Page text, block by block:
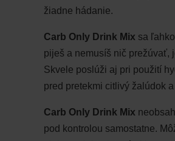
žiadne hádanie.
Carb Only Drink Mix sa
piješ a nemusíš nič prežúvať,
Skvele poslúži aj pri použití
pred pretekmi citlivý žalúdok
Carb Only Drink Mix
pod kontrolou samostatne.